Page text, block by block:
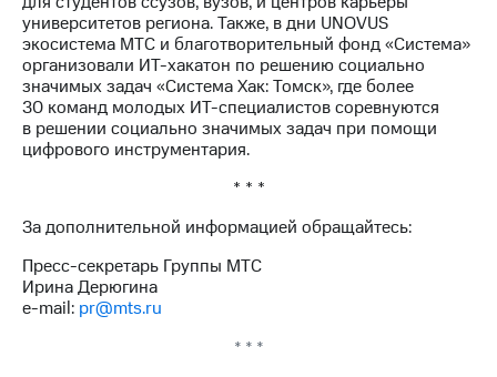
На главную
университетов региона. Также, в дни UNOVUS
экосистема МТС и благотворительный фонд «Система»
организовали ИТ-хакатон по решению социально
значимых задач «Система Хак: Томск», где более
30 команд молодых ИТ-специалистов соревнуются
в решении социально значимых задач при помощи
цифрового инструментария.
* * *
За дополнительной информацией обращайтесь:
Пресс-секретарь Группы МТС
Ирина Дерюгина
e-mail: pr@mts.ru
* * *